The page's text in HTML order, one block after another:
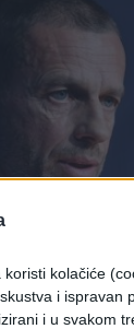
kolačiće
i ispravan
i u svakom